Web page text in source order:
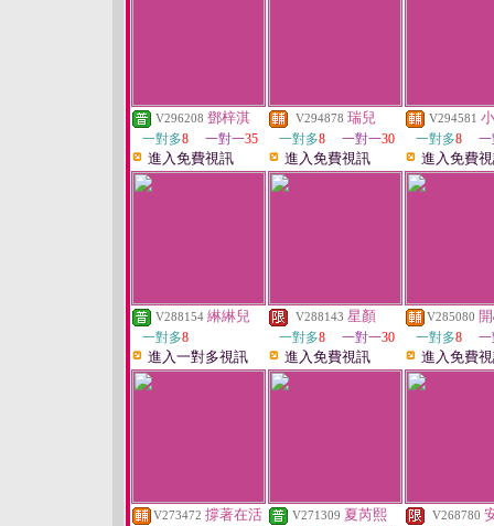
V296208 鄧梓淇
一對多8 一對一35
進入免費視訊
V294878 瑞兒
一對多8 一對一30
進入免費視訊
V294581
一對多8
進入免費
V288154 綝綝兒
一對多8
進入一對多視訊
V288143 星顏
一對多8 一對一30
進入免費視訊
V285080
一對多8
進入免費
V273472 撐著在活 V271309 夏芮熙 V268780